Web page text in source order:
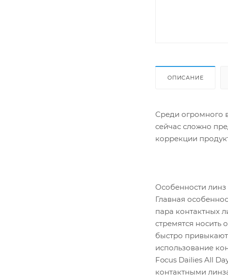
ОПИСАНИЕ
Среди огромного
сейчас сложно
коррекции
Особенности
Главная
пара контактных
стремятся носить
быстро
использование
Focus Dailies All
контактными